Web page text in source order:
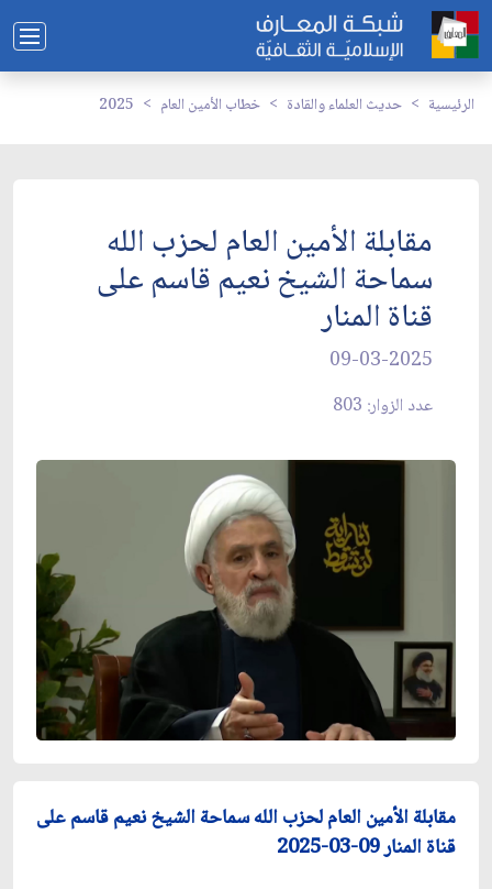
الرئيسية حديث العلماء والقادة خطاب الأمين العام 2025
مقابلة الأمين العام لحزب الله
سماحة الشيخ نعيم قاسم على
قناة المنار
09-03-2025
عدد الزوار: 803
مقابلة الأمين العام لحزب الله سماحة الشيخ نعيم قاسم على
قناة المنار 09-03-2025